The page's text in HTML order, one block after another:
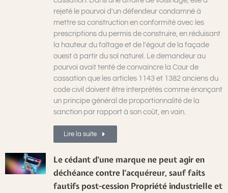
rejeté le pourvoi d'un défendeur condamné à
mettre sa construction en conformité avec les
prescriptions du permis de construire, en réduisant
la hauteur du faîtage et de l'égout de la façade
ouest à partir du sol naturel. Le demandeur au
pourvoi avait tenté de convaincre la Cour de
cassation que les articles 1143 et 1382 anciens du
code civil doivent être interprétés comme énonçant
un principe général de proportionnalité de la
sanction par rapport à son coût, en vain.
Lire la suite
Le cédant d’une marque ne peut agir en
déchéance contre l’acquéreur, sauf faits
fautifs post-cession Propriété industrielle et